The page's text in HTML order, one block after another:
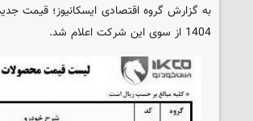
به گزارش گروه اقتصادی ایسکانیوز؛ قیمت
1404 از سوی این شرکت اعلام شد.